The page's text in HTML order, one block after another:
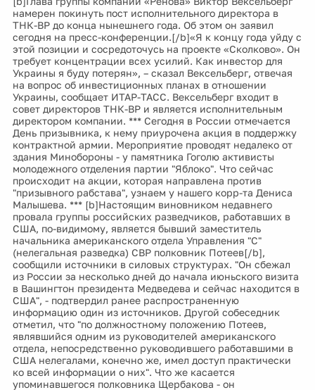
намерен покинуть пост исполнительного директора в
ТНК-ВР до конца нынешнего года. Об этом он заявил
сегодня на пресс-конференции.[/b]«Я к концу года уйду с
этой позиции и сосредоточусь на проекте «Сколково». Он
требует концентрации всех усилий. Как инвестор для
Украины я буду потерян», – сказал Вексельберг, отвечая
на вопрос об инвестиционных планах в отношении
Украины, сообщает ИТАР-ТАСС. Вексельберг входит в
совет директоров ТНК-ВР и является исполнительным
директором компании. *** Сегодня в России отмечается
День призывника, к нему приурочена акция в поддержку
контрактной армии. Мероприятие проводят недалеко от
здания Минобороны - у памятника Гоголю активисты
молодежного отделения партии "Яблоко". Что сейчас
происходит на акции, которая направлена против
"призывного рабстава", узнаем у нашего корр-та Дениса
Малышева. *** [b]Настоящим виновником недавнего
провала группы российских разведчиков, работавших в
США, по-видимому, является бывший заместитель
начальника американского отдела Управления "С"
(нелегальная разведка) СВР полковник Потеев[/b],
сообщили источники в силовых структурах. "Он сбежал
из России за несколько дней до начала июньского визита
в Вашингтон президента Медведева и сейчас находится в
США", - подтвердил ранее распространенную
информацию один из источников. Другой собеседник
отметил, что "по должностному положению Потеев,
являвшийся одним из руководителей американского
отдела, непосредственно руководившего работавшими в
США нелегалами, конечно же, имел доступ практически
ко всей информации о них". Что же касается
упоминавшегося полковника Щербакова - он